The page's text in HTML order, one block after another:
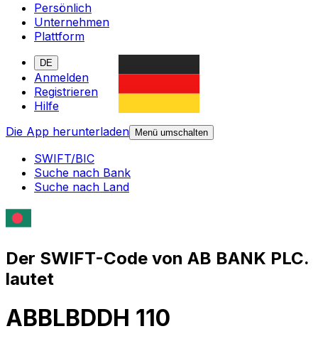
Persönlich
Unternehmen
Plattform
DE
Anmelden
Registrieren
Hilfe
Die App herunterladen
Menü umschalten
SWIFT/BIC
Suche nach Bank
Suche nach Land
Der SWIFT-Code von AB BANK PLC.
lautet
ABBLBDDH 110